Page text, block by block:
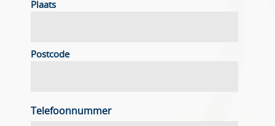
Plaats
Postcode
Telefoonnummer